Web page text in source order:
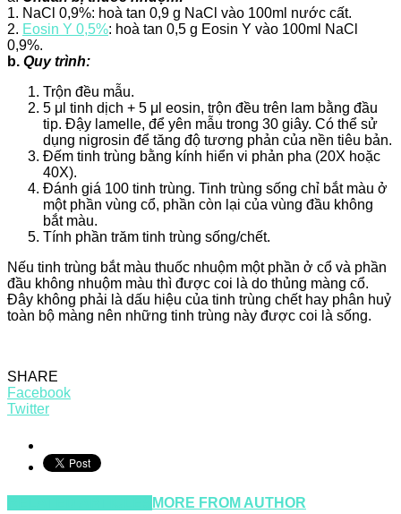
1. NaCl 0,9%: hoà tan 0,9 g NaCl vào 100ml nước cất.
2. Eosin Y 0,5%: hoà tan 0,5 g Eosin Y vào 100ml NaCl
0,9%.
b. Quy trình:
Trộn đều mẫu.
5 μl tinh dịch + 5 μl eosin, trộn đều trên lam bằng đầu
tip. Đậy lamelle, để yên mẫu trong 30 giây. Có thể sử
dụng nigrosin để tăng độ tương phản của nền tiêu bản.
Đếm tinh trùng bằng kính hiển vi phản pha (20X hoặc
40X).
Đánh giá 100 tinh trùng. Tinh trùng sống chỉ bắt màu ở
một phần vùng cổ, phần còn lại của vùng đầu không
bắt màu.
Tính phần trăm tinh trùng sống/chết.
Nếu tinh trùng bắt màu thuốc nhuộm một phần ở cổ và phần
đầu không nhuộm màu thì được coi là do thủng màng cổ.
Đây không phải là dấu hiệu của tinh trùng chết hay phân huỷ
toàn bộ màng nên những tinh trùng này được coi là sống.
SHARE
Facebook
Twitter
MORE FROM AUTHOR